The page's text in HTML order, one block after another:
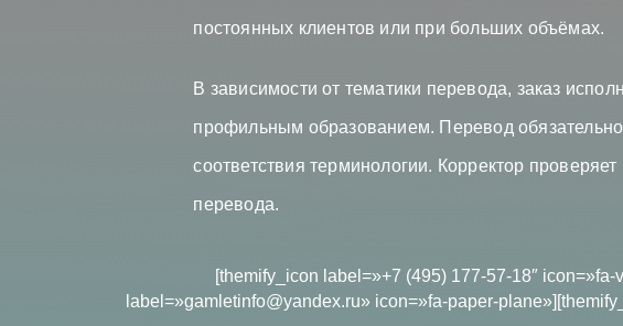
постоянных клиентов или при больших объёмах.
В зависимости от тематики перевода, заказ
профильным образованием. Перевод
соответствия терминологии. Корректор
перевода.
[themify_icon label=»+7 (495) 177-57-18″
label=»gamletinfo@yandex.ru» icon=»fa-paper-